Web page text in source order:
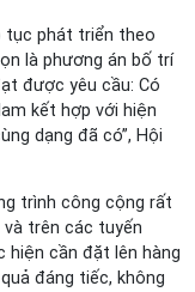
tục phát triển theo
là phương án bố trí
được yêu cầu: Có
kết hợp với hiện
dạng đã có”, Hội
trình công cộng rất
trên các tuyến
hiện cần đặt lên hàng
đáng tiếc, không